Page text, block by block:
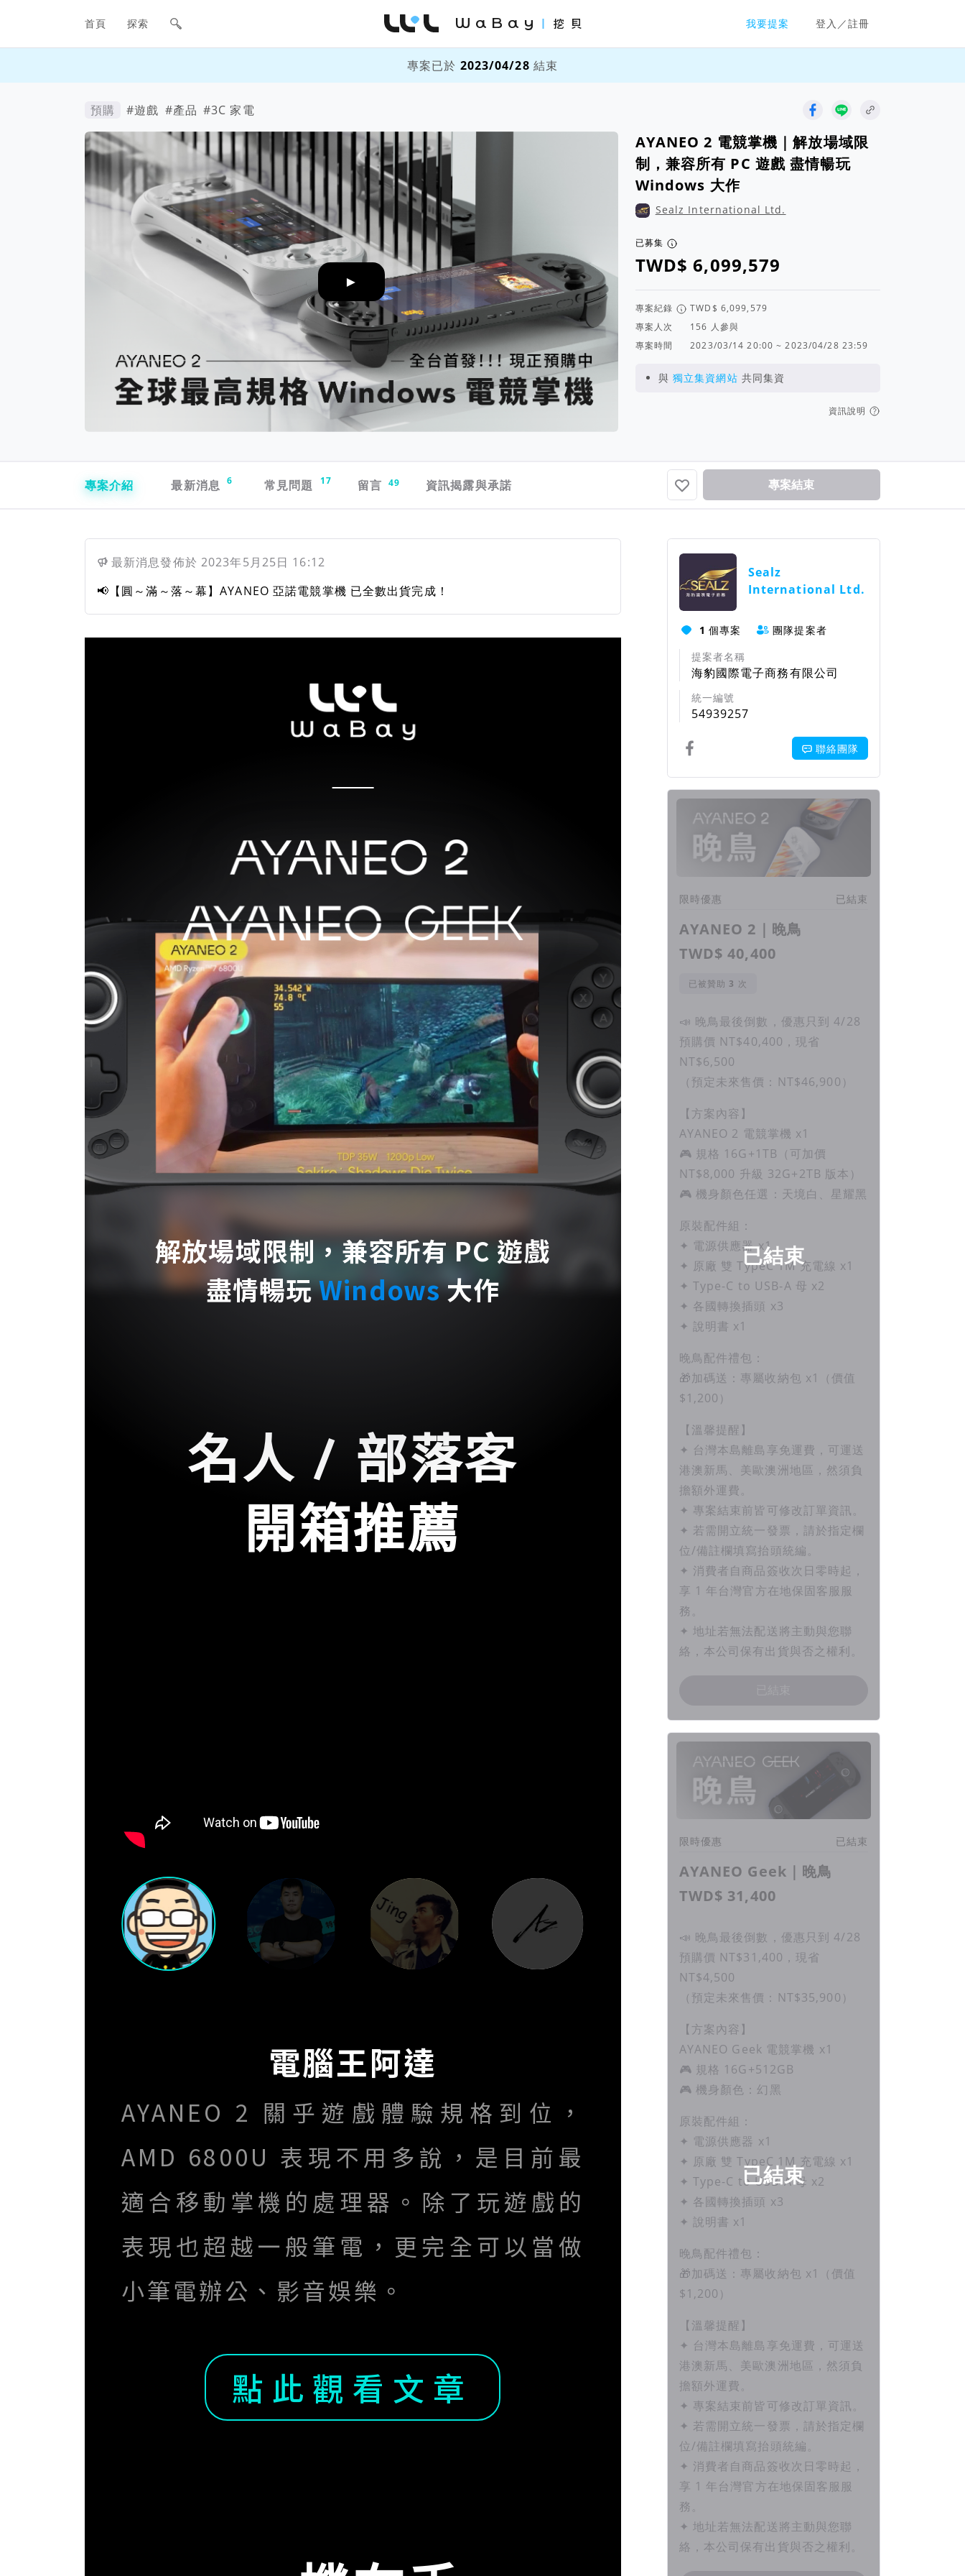
網站主要導航欄
首頁 探索 我要提案 登入／註冊
WaBay 挖貝 | 台灣最值得信賴的群眾集資 / 群眾募資平台
專案已於 2023/04/28 結束
預購 #遊戲 #產品 #3C 家電
►
AYANEO 2 電競掌機｜解放場域限
制，兼容所有 PC 遊戲 盡情暢玩
Windows 大作
Sealz International Ltd.
已募集
專案紀錄
專案人次
人參與
專案時間
2023/03/14 20:00 ~ 2023/04/28 23:59
與 獨立集資網站 共同集資
資訊說明
專案介紹
最新消息 6 常見問題 17 留言 49 資訊揭露與承諾 專案結束
最新消息發佈於 2023年5月25日 16:12
📢【圓～滿～落～幕】AYANEO 亞諾電競掌機 已全數出貨完成！
Sealz
International Ltd.
1 個專案
團隊提案者
提案者名稱
海豹國際電子商務有限公司
統一編號
54939257
聯絡團隊
回饋項目
已結束
限時優惠 已結束
AYANEO 2｜晚鳥
TWD$ 40,400
已被贊助 次
📣 晚鳥最後倒數，優惠只到 4/28
預購價 NT$40,400，現省
NT$6,500
（預定未來售價：NT$46,900）
【方案內容】
AYANEO 2 電競掌機 x1
🎮 規格 16G+1TB（可加價
NT$8,000 升級 32G+2TB 版本）
🎮 機身顏色任選：天境白、星耀黑
原裝配件組：
✦ 電源供應器 x1
✦ 原廠 雙 TypeC 1M 充電線 x1
✦ Type-C to USB-A 母 x2
✦ 各國轉換插頭 x3
✦ 說明書 x1
晚鳥配件禮包：
🎁加碼送：專屬收納包 x1（價值
$1,200）
【溫馨提醒】
✦ 台灣本島離島享免運費，可運送
港澳新馬、美歐澳洲地區，然須負
擔額外運費。
✦ 專案結束前皆可修改訂單資訊。
✦ 若需開立統一發票，請於指定欄
位/備註欄填寫抬頭統編。
✦ 消費者自商品簽收次日零時起，
享 1 年台灣官方在地保固客服服
務。
✦ 地址若無法配送將主動與您聯
絡，本公司保有出貨與否之權利。
已結束
限時優惠 已結束
AYANEO Geek｜晚鳥
TWD$ 31,400
📣 晚鳥最後倒數，優惠只到 4/28
預購價 NT$31,400，現省
NT$4,500
（預定未來售價：NT$35,900）
【方案內容】
AYANEO Geek 電競掌機 x1
🎮 規格 16G+512GB
🎮 機身顏色：幻黑
原裝配件組：
✦ 電源供應器 x1
✦ 原廠 雙 TypeC 1M 充電線 x1
✦ Type-C to USB-A 母 x2
✦ 各國轉換插頭 x3
✦ 說明書 x1
晚鳥配件禮包：
🎁加碼送：專屬收納包 x1（價值
$1,200）
【溫馨提醒】
✦ 台灣本島離島享免運費，可運送
港澳新馬、美歐澳洲地區，然須負
擔額外運費。
✦ 專案結束前皆可修改訂單資訊。
✦ 若需開立統一發票，請於指定欄
位/備註欄填寫抬頭統編。
✦ 消費者自商品簽收次日零時起，
享 1 年台灣官方在地保固客服服
務。
✦ 地址若無法配送將主動與您聯
絡，本公司保有出貨與否之權利。